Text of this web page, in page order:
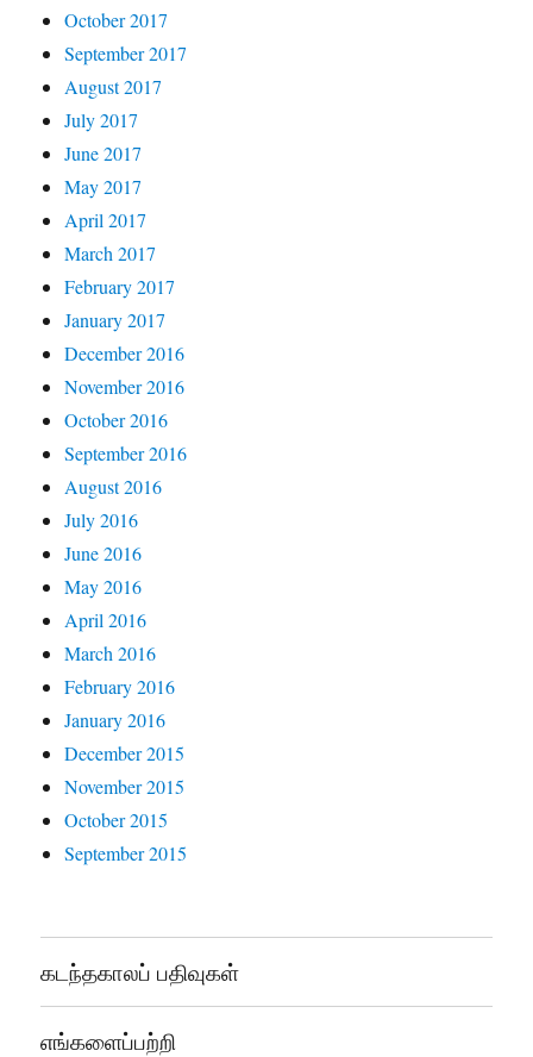
October 2017
September 2017
August 2017
July 2017
June 2017
May 2017
April 2017
March 2017
February 2017
January 2017
December 2016
November 2016
October 2016
September 2016
August 2016
July 2016
June 2016
May 2016
April 2016
March 2016
February 2016
January 2016
December 2015
November 2015
October 2015
September 2015
கடந்தகாலப் பதிவுகள்
எங்களைப்பற்றி